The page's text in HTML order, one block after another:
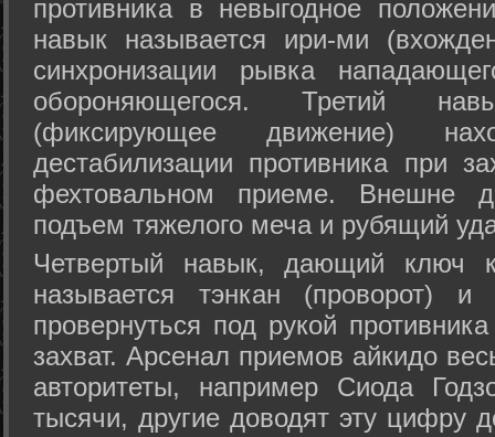
противника в невыгодное
навык называется ири-ми
синхронизации рывка
обороняющегося. Третий
(фиксирующее движение)
дестабилизации противника при
фехтовальном приеме. Внешне
подъем тяжелого меча и рубящий
Четвертый навык, дающий ключ
называется тэнкан (проворот)
провернуться под рукой
захват. Арсенал приемов айкидо
авторитеты, например Сиода
тысячи, другие доводят эту цифру